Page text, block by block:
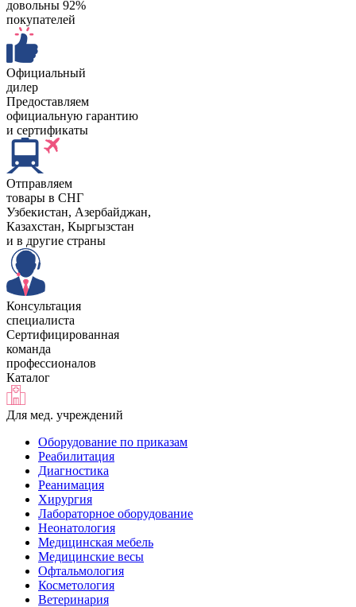
довольны 92%
покупателей
Официальный
дилер
Предоставляем
официальную гарантию
и сертификаты
Отправляем
товары в СНГ
Узбекистан, Aзербайджан,
Казахстан, Кыргызстан
и в другие страны
Консультация
специалиста
Сертифицированная
команда
профессионалов
Каталог
Для мед. учреждений
Оборудование по приказам
Реабилитация
Диагностика
Реанимация
Хирургия
Лабораторное оборудование
Неонатология
Медицинская мебель
Медицинские весы
Офтальмология
Косметология
Ветеринария